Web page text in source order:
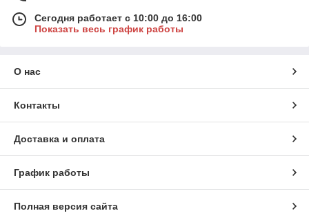
Сегодня работает с 10:00 до 16:00
Показать весь график работы
О нас
Контакты
Доставка и оплата
График работы
Полная версия сайта